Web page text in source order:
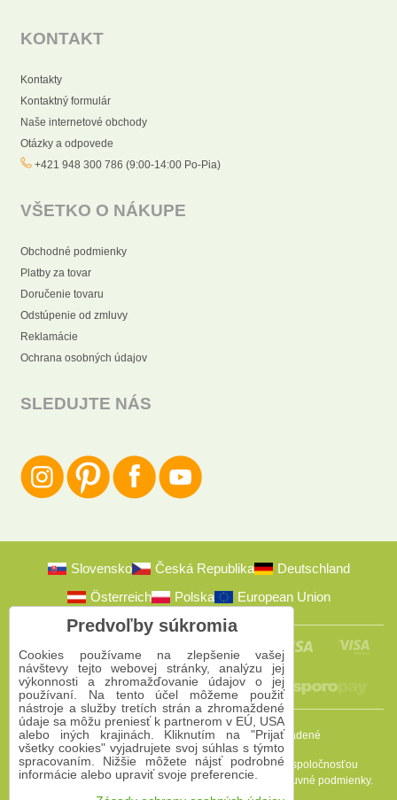
KONTAKT
Kontakty
Kontaktný formulár
Naše internetové obchody
Otázky a odpovede
+421 948 300 786 (9:00-14:00 Po-Pia)
VŠETKO O NÁKUPE
Obchodné podmienky
Platby za tovar
Doručenie tovaru
Odstúpenie od zmluvy
Reklamácie
Ochrana osobných údajov
SLEDUJTE NÁS
Slovensko Česká Republika
Deutschland
Österreich
Polska European Union
2009-2026 © Bomba s.r.o.Všetky práva vyhradené
Táto stránka je chránená programom reCAPTCHA a spoločnosťou
Google. PlatiaPravidlá ochrany osobných údajov Zmluvné podmienky.
Predvoľby súkromia
Cookies používame na zlepšenie vašej
návštevy tejto webovej stránky, analýzu jej
výkonnosti a zhromažďovanie údajov o jej
používaní. Na tento účel môžeme použiť
nástroje a služby tretích strán a zhromaždené
údaje sa môžu preniesť k partnerom v EÚ, USA
alebo iných krajinách. Kliknutím na "Prijať
všetky cookies" vyjadrujete svoj súhlas s týmto
spracovaním. Nižšie môžete nájsť podrobné
informácie alebo upraviť svoje preferencie.